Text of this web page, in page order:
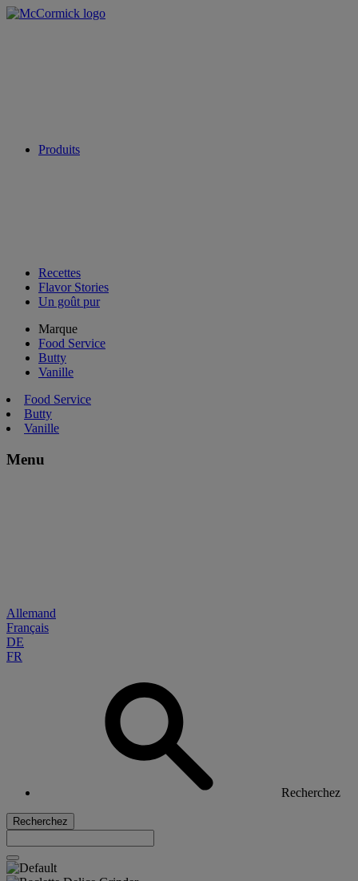
Produits
Recettes
Flavor Stories
Un goût pur
Marque
Food Service
Butty
Vanille
Food Service
Butty
Vanille
Menu
Allemand
Français
DE
FR
Recherchez
Recherchez